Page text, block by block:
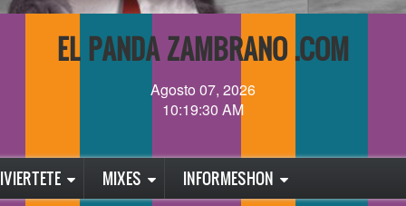
EL PANDA ZAMBRANO .COM
Agosto 07, 2026
10:19:31 AM
MIXES INFORMESHON